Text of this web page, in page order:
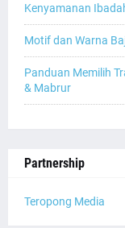
Kenyamanan
Motif dan Warna
Panduan Memilih
& Mabrur
Partnership
Teropong Media